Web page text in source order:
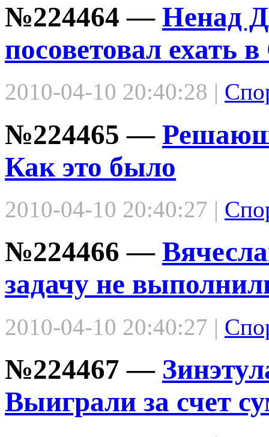
№224464 — Ненад
посоветовал ехать
2010-04-10 20:40:28 |
№224465 —
Как это было
2010-04-10 20:40:27 |
№224466 —
задачу не
2010-04-10 20:40:27 |
№224467 —
Выиграли за счет